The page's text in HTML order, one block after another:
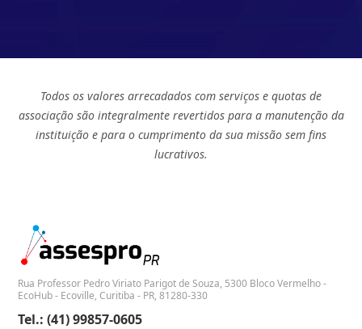
Todos os valores arrecadados com serviços e quotas de
associação são integralmente revertidos para a manutenção da
instituição e para o cumprimento da sua missão sem fins
lucrativos.
Rua Professor Pedro Viriato Parigot de Souza, 5300 Bloco Vermelho -
EcoHub - Ecoville, Curitiba - PR, 81280-330
Tel.: (41) 99857-0605